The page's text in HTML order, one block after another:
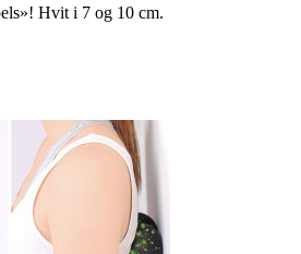
Hvit i 7 og 10 cm.